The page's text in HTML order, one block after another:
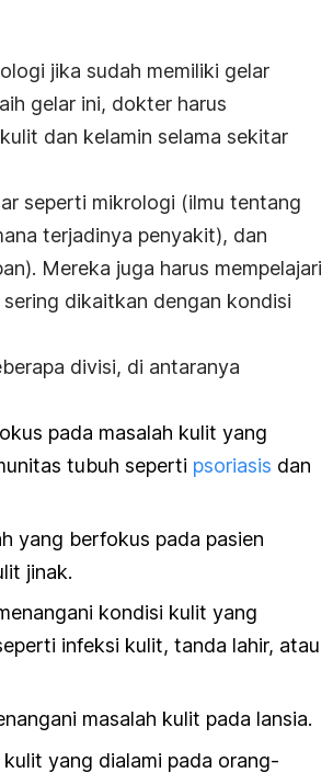
jika sudah memiliki gelar
gelar ini, dokter harus
dan kelamin selama sekitar
seperti mikrologi (ilmu tentang
terjadinya penyakit), dan
Mereka juga harus mempelajari
dikaitkan dengan kondisi
divisi, di antaranya
pada masalah kulit yang
tubuh seperti psoriasis dan
yang berfokus pada pasien
jinak.
kondisi kulit yang
infeksi kulit, tanda lahir, atau
masalah kulit pada lansia.
kulit yang dialami pada orang-